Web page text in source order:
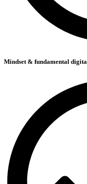
Mindset & fundamental